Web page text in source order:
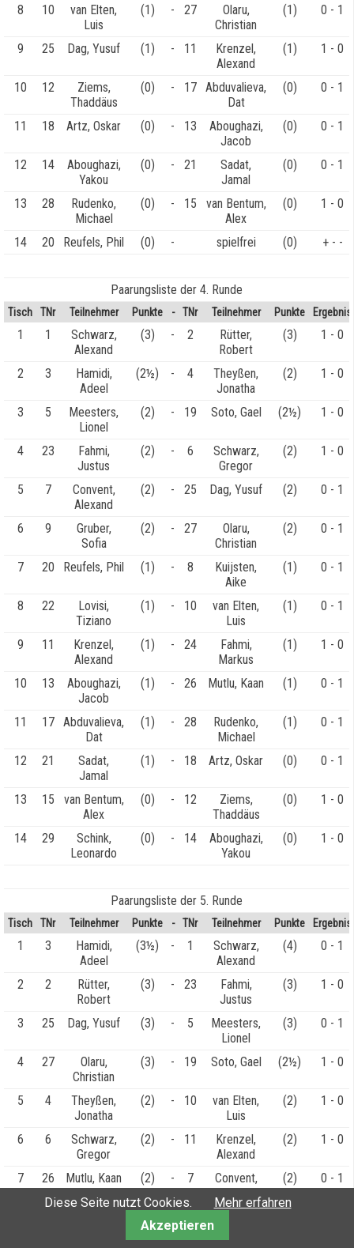
8 10
van Elten,
Luis
(1) - 27
Olaru,
Christian
(1) 0 - 1
9 25 Dag, Yusuf (1) - 11
Krenzel,
Alexand
(1) 1 - 0
10 12
Ziems,
Thaddäus
(0) - 17
Abduvalieva,
Dat
(0) 0 - 1
11 18 Artz, Oskar (0) - 13
Aboughazi,
Jacob
(0) 0 - 1
12 14
Aboughazi,
Yakou
(0) - 21
Sadat,
Jamal
(0) 0 - 1
13 28
Rudenko,
Michael
(0) - 15
van Bentum,
Alex
(0) 1 - 0
14 20 Reufels, Phil (0) - spielfrei (0) + - -
Paarungsliste der 4. Runde
Tisch TNr Teilnehmer Punkte - TNr Teilnehmer Punkte Ergebnis
1 1
Schwarz,
Alexand
(3) - 2
Rütter,
Robert
(3) 1 - 0
2 3
Hamidi,
Adeel
(2½) - 4
Theyßen,
Jonatha
(2) 1 - 0
3 5
Meesters,
Lionel
(2) - 19 Soto, Gael (2½) 1 - 0
4 23
Fahmi,
Justus
(2) - 6
Schwarz,
Gregor
(2) 1 - 0
5 7
Convent,
Alexand
(2) - 25 Dag, Yusuf (2) 0 - 1
6 9
Gruber,
Sofia
(2) - 27
Olaru,
Christian
(2) 0 - 1
7 20 Reufels, Phil (1) - 8
Kuijsten,
Aike
(1) 0 - 1
8 22
Lovisi,
Tiziano
(1) - 10
van Elten,
Luis
(1) 0 - 1
9 11
Krenzel,
Alexand
(1) - 24
Fahmi,
Markus
(1) 1 - 0
10 13
Aboughazi,
Jacob
(1) - 26 Mutlu, Kaan (1) 0 - 1
11 17
Abduvalieva,
Dat
(1) - 28
Rudenko,
Michael
(1) 0 - 1
12 21
Sadat,
Jamal
(1) - 18 Artz, Oskar (0) 0 - 1
13 15
van Bentum,
Alex
(0) - 12
Ziems,
Thaddäus
(0) 1 - 0
14 29
Schink,
Leonardo
(0) - 14
Aboughazi,
Yakou
(0) 1 - 0
Paarungsliste der 5. Runde
Tisch TNr Teilnehmer Punkte - TNr Teilnehmer Punkte Ergebnis
1 3
Hamidi,
Adeel
(3½) - 1
Schwarz,
Alexand
(4) 0 - 1
2 2
Rütter,
Robert
(3) - 23
Fahmi,
Justus
(3) 1 - 0
3 25 Dag, Yusuf (3) - 5
Meesters,
Lionel
(3) 0 - 1
4 27
Olaru,
Christian
(3) - 19 Soto, Gael (2½) 1 - 0
5 4
Theyßen,
Jonatha
(2) - 10
van Elten,
Luis
(2) 1 - 0
6 6
Schwarz,
Gregor
(2) - 11
Krenzel,
Alexand
(2) 1 - 0
7 26 Mutlu, Kaan (2) - 7
Convent,
Alexand
(2) 0 - 1
Diese Seite nutzt Cookies.
Mehr erfahren
Akzeptieren